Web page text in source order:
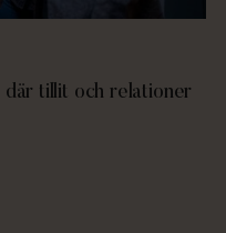
där tillit och relationer